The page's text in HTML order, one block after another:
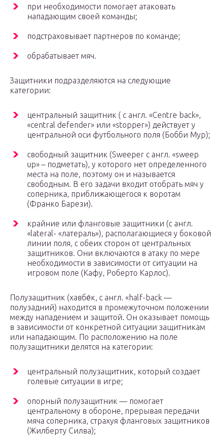
при необходимости помогает атаковать
нападающим своей команды;
подстраховывает партнеров по команде;
обрабатывает мяч.
Защитники подразделяются на следующие
категории:
центральный защитник ( с англ. «Centre back»,
«central defender» или «stopper») действует у
центральной оси футбольного поля (Бобби Мур);
свободный защитник (Sweeper с англ. «sweep
up» – подметать), у которого нет определенного
места на поле, поэтому он и называется
свободным. В его задачи входит отобрать мяч у
соперника, приближающегося к воротам
(Франко Барези).
крайние или фланговые защитники (с англ.
«lateral- «латераль»), располагающиеся у боковой
линии поля, с обеих сторон от центральных
защитников. Они включаются в атаку по мере
необходимости в зависимости от ситуации на
игровом поле (Кафу, Роберто Карлос).
Полузащитник (хавбе́к, с англ. «half-back —
полузадний) находится в промежуточном положении
между нападением и защитой. Он оказывает помощь
в зависимости от конкретной ситуации защитникам
или нападающим. По расположению на поле
полузащитники делятся на категории:
центральный полузащитник, который создает
голевые ситуации в игре;
опорный полузащитник — помогает
центральному в обороне, прерывая передачи
мяча соперника, страхуя фланговых защитников
(Жилберту Силва);